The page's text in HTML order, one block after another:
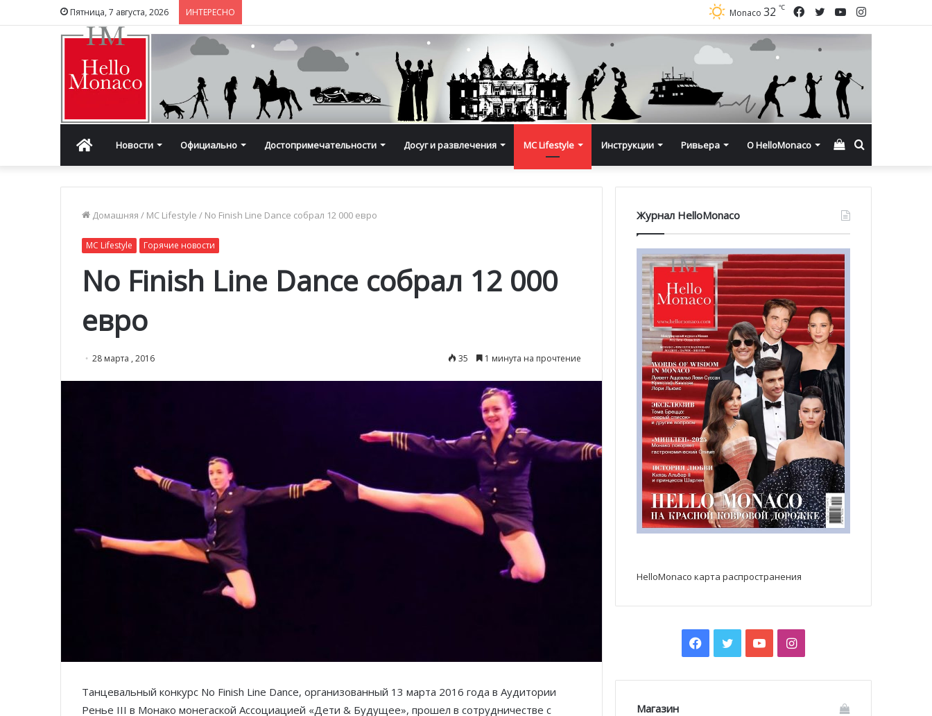
Пятница, 7 августа, 2026 ИНТЕРЕСНО Instagram
YouTube
Twitter
Facebook
Monaco 32 ℃
ГлавнаяНовости Официально Достопримечательности Досуг и развлечения MC Lifestyle Инструкции Ривьера О HelloMonaco Смотреть
корзину
Домашняя / MC Lifestyle / No Finish Line Dance собрал 12 000 евро
MC Lifestyle Горячие новости
No Finish Line Dance собрал 12 000
евро
28 марта , 2016 35 1 минута на прочтение
Танцевальный конкурс No Finish Line Dance, организованный 13 марта 2016 года в Аудитории
Ренье III в Монако монегаской Ассоциацией «Дети & Будущее», прошел в сотрудничестве с
Журнал HelloMonaco
HelloMonaco карта распространения
Facebook
TwitterYouTubeInstagram
Магазин